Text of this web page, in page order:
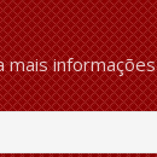
mais informações